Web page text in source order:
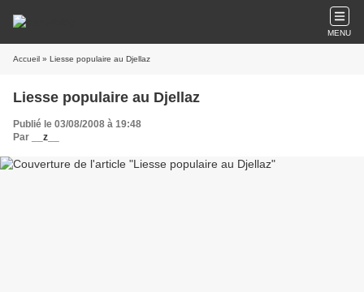
MENU
Accueil » Liesse populaire au Djellaz
Liesse populaire au Djellaz
Publié le 03/08/2008 à 19:48
Par
__z__